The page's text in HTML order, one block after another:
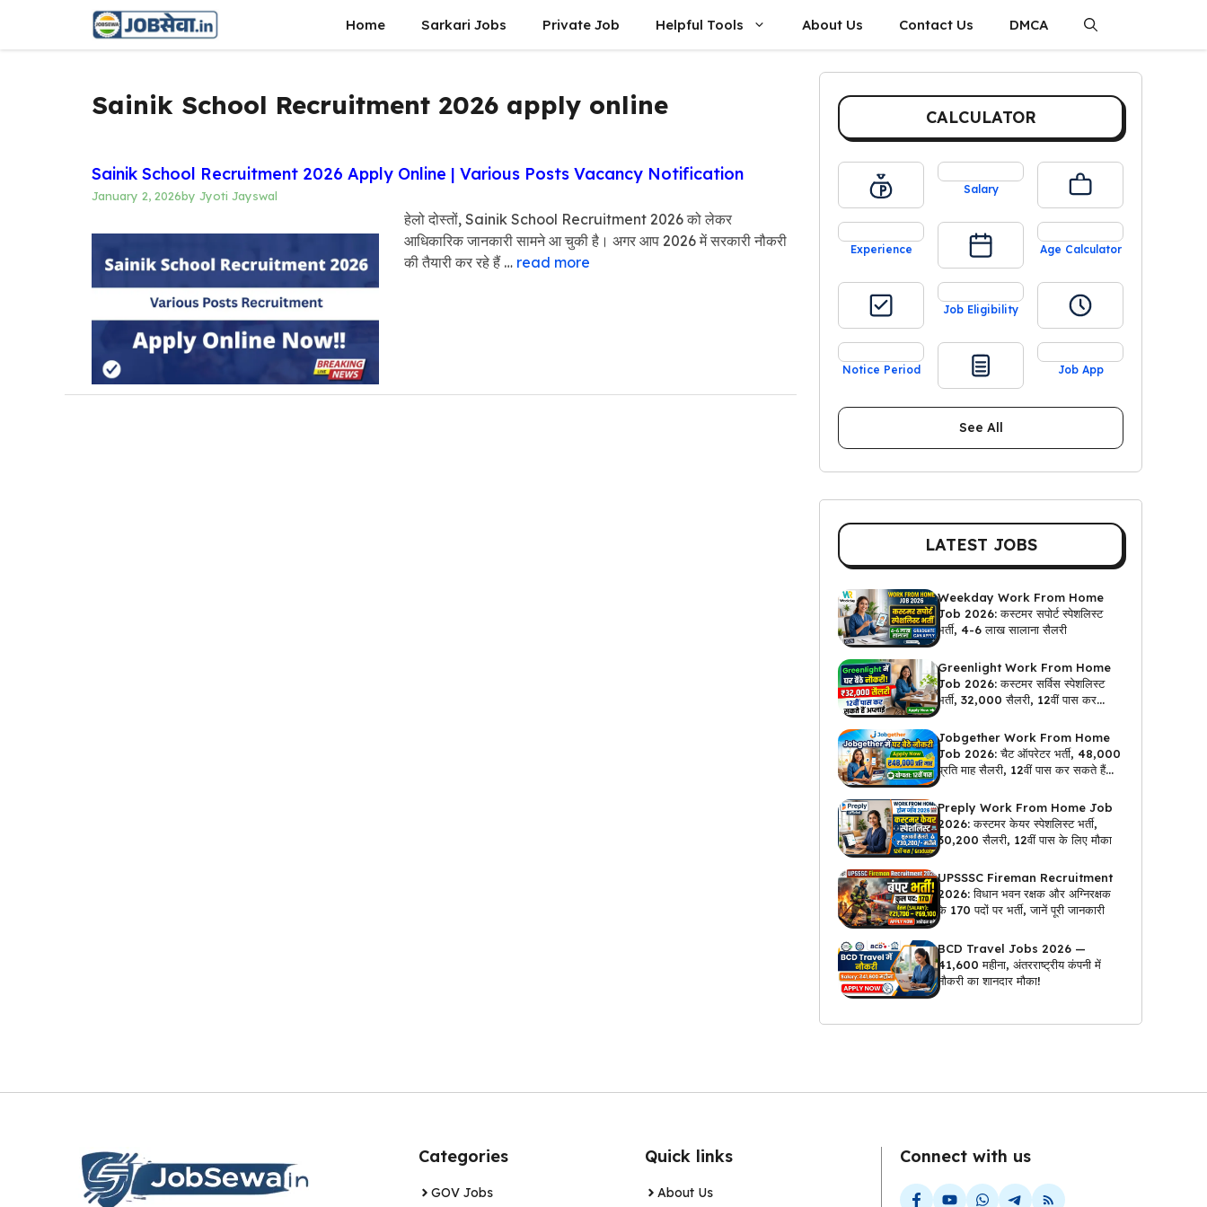
content
Home Sarkari Jobs Private Job Helpful Tools About Us Contact Us DMCA
Sainik School Recruitment 2026 apply online
Sainik School Recruitment 2026 Apply Online | Various Posts Vacancy Notification
January 2, 2026by Jyoti Jayswal
हेलो दोस्तों, Sainik School Recruitment 2026 को लेकर
आधिकारिक जानकारी सामने आ चुकी है। अगर आप 2026 में सरकारी नौकरी
की तैयारी कर रहे हैं … read more
CALCULATOR
Salary
Experience Age Calculator
Job Eligibility
Notice Period Job App
See All
LATEST JOBS
Weekday Work From Home
Job 2026: कस्टमर सपोर्ट स्पेशलिस्ट
भर्ती, 4-6 लाख सालाना सैलरी
Greenlight Work From Home
Job 2026: कस्टमर सर्विस स्पेशलिस्ट
भर्ती, ₹32,000 सैलरी, 12वीं पास कर
सकते हैं अप्लाई
Jobgether Work From Home
Job 2026: चैट ऑपरेटर भर्ती, ₹48,000
प्रति माह सैलरी, 12वीं पास कर सकते हैं
अप्लाई
Preply Work From Home Job
2026: कस्टमर केयर स्पेशलिस्ट भर्ती,
₹30,200 सैलरी, 12वीं पास के लिए मौका
UPSSSC Fireman Recruitment
2026: विधान भवन रक्षक और अग्निरक्षक
के 170 पदों पर भर्ती, जानें पूरी जानकारी
BCD Travel Jobs 2026 —
₹41,600 महीना, अंतरराष्ट्रीय कंपनी में
नौकरी का शानदार मौका!
Categories
GOV Jobs
Quick links
About Us
Connect with us